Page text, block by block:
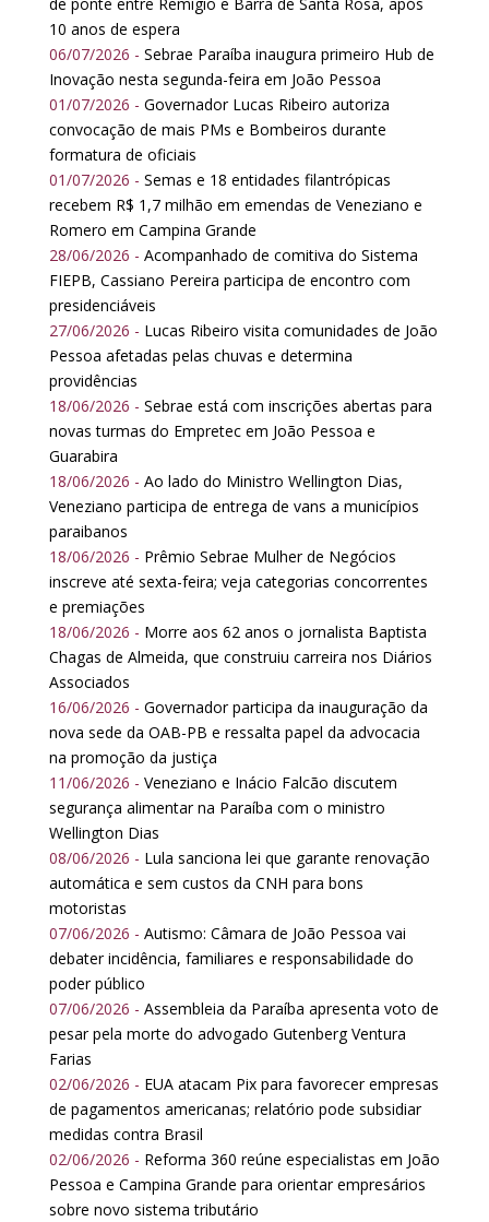
10 anos de espera
06/07/2026 - Sebrae Paraíba inaugura primeiro Hub de
Inovação nesta segunda-feira em João Pessoa
01/07/2026 - Governador Lucas Ribeiro autoriza
convocação de mais PMs e Bombeiros durante
formatura de oficiais
01/07/2026 - Semas e 18 entidades filantrópicas
recebem R$ 1,7 milhão em emendas de Veneziano e
Romero em Campina Grande
28/06/2026 - Acompanhado de comitiva do Sistema
FIEPB, Cassiano Pereira participa de encontro com
presidenciáveis
27/06/2026 - Lucas Ribeiro visita comunidades de João
Pessoa afetadas pelas chuvas e determina
providências
18/06/2026 - Sebrae está com inscrições abertas para
novas turmas do Empretec em João Pessoa e
Guarabira
18/06/2026 - Ao lado do Ministro Wellington Dias,
Veneziano participa de entrega de vans a municípios
paraibanos
18/06/2026 - Prêmio Sebrae Mulher de Negócios
inscreve até sexta-feira; veja categorias concorrentes
e premiações
18/06/2026 - Morre aos 62 anos o jornalista Baptista
Chagas de Almeida, que construiu carreira nos Diários
Associados
16/06/2026 - Governador participa da inauguração da
nova sede da OAB-PB e ressalta papel da advocacia
na promoção da justiça
11/06/2026 - Veneziano e Inácio Falcão discutem
segurança alimentar na Paraíba com o ministro
Wellington Dias
08/06/2026 - Lula sanciona lei que garante renovação
automática e sem custos da CNH para bons
motoristas
07/06/2026 - Autismo: Câmara de João Pessoa vai
debater incidência, familiares e responsabilidade do
poder público
07/06/2026 - Assembleia da Paraíba apresenta voto de
pesar pela morte do advogado Gutenberg Ventura
Farias
02/06/2026 - EUA atacam Pix para favorecer empresas
de pagamentos americanas; relatório pode subsidiar
medidas contra Brasil
02/06/2026 - Reforma 360 reúne especialistas em João
Pessoa e Campina Grande para orientar empresários
sobre novo sistema tributário